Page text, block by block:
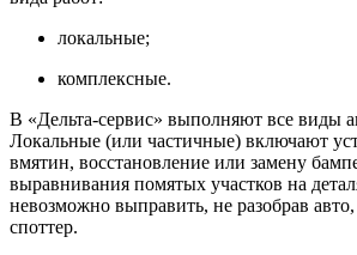
локальные;
комплексные.
В «Дельта-сервис» выполняют все виды
Локальные (или частичные) включают
вмятин, восстановление или замену
выравнивания помятых участков на
невозможно выправить, не разобрав авто,
споттер.